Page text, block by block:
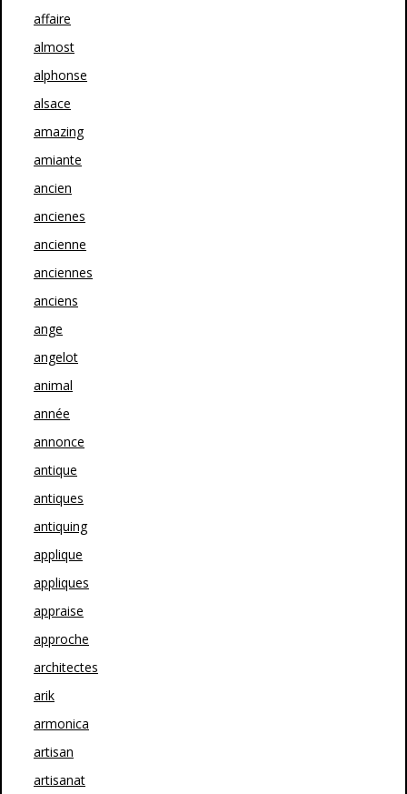
affaire
almost
alphonse
alsace
amazing
amiante
ancien
ancienes
ancienne
anciennes
anciens
ange
angelot
animal
année
annonce
antique
antiques
antiquing
applique
appliques
appraise
approche
architectes
arik
armonica
artisan
artisanat